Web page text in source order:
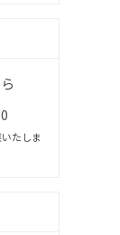
たしま